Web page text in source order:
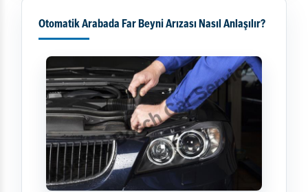
Otomatik Arabada Far Beyni Arızası Nasıl Anlaşılır?